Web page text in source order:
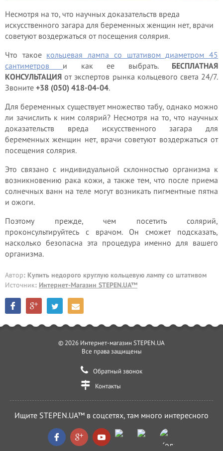
Несмотря на то, что научных доказательств вреда
искусственного загара для беременных женщин нет, врачи
советуют воздержаться от посещения солярия.
Что такое кольцевая лампа со штативом диаметром 45
сантиметров и как ее выбрать. БЕСПЛАТНАЯ
КОНСУЛЬТАЦИЯ от экспертов рынка кольцевого света 24/7.
Звоните +38 (050) 418-04-04.
Для беременных существует множество табу, однако можно
ли зачислить к ним солярий? Несмотря на то, что научных
доказательств вреда искусственного загара для
беременных женщин нет, врачи советуют воздержаться от
посещения солярия.
Это связано с индивидуальной склонностью организма к
возникновению рака кожи, а также тем, что после приема
солнечных ванн на теле могут возникать пигментные пятна
и ожоги.
Поэтому прежде, чем посетить солярий,
проконсультируйтесь с врачом. Он сможет подсказать,
насколько безопасна эта процедура именно для вашего
организма.
Автор: Купить недорого круглую кольцевую лампу со штативом
Источник: Интернет-Магазин STEPEN.UA™
© 2026 Интернет-магазин STEPEN.UA
Все права защищены
Обратный звонок
Контакты
Ищите STEPEN.UA™ в соцсетях, там много интересного